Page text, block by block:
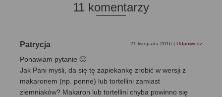
11 komentarzy
Patrycja 21 listopada 2016 | Odpowiedz
Ponawiam pytanie 🙂
Jak Pani myśli, da się tę zapiekankę zrobić w wersji z
makaronem (np. penne) lub tortellini zamiast
ziemniaków? Makaron lub tortellini chyba powinno się